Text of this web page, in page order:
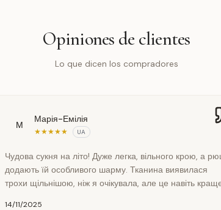
Opiniones de clientes
Lo que dicen los compradores
М
Марія-Емілія
★★★★★ UA
Чудова сукня на літо! Дуже легка, вільного крою, а
додають їй особливого шарму. Тканина виявилася
трохи щільнішою, ніж я очікувала, але це навіть
14/11/2025